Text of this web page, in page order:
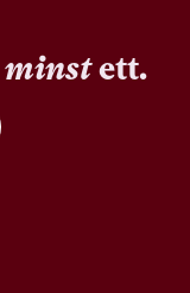
minstett.